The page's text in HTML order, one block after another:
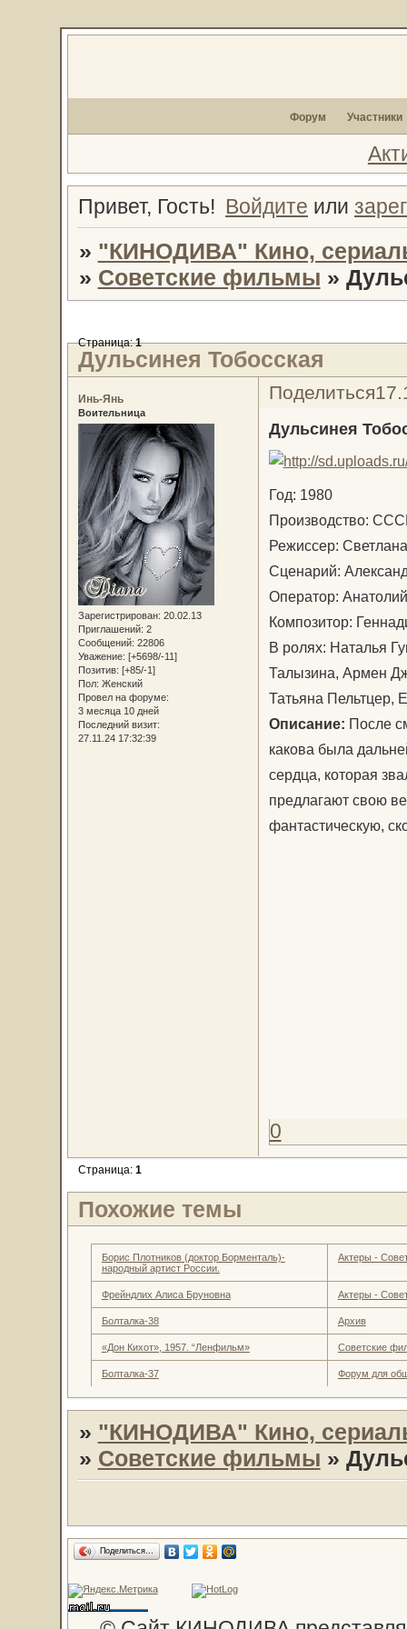
Форум Участники
Привет, Гость! Войдите или
» "КИНОДИВА" Кино,
» Советские фильмы »
Дульсинея Тобосская
Страница:1
Поделиться
Инь-Янь
Воительница
Зарегистрирован: 20.02.13
Приглашений: 2
Сообщений: 22806
Уважение: [+5698/-11]
Позитив: [+85/-1]
Пол: Женский
Провел на форуме:
3 месяца 10 дней
Последний визит:
27.11.24 17:32:39
Дульсинея
Год: 1980
Производство:
Режиссер:
Сценарий:
Оператор:
Композитор:
В ролях: Наталья
Талызина, Армен
Татьяна Пельтцер,
Описание: После
какова была
сердца, которая
предлагают свою
фантастическую,
0
Страница: 1
Похожие темы
Борис Плотников (доктор Борменталь)-
народный артист России.
Актеры -
Фрейндлих Алиса Бруновна Актеры -
Болталка-38 Архив
«Дон Кихот», 1957. “Ленфильм» Советские
Болталка-37 Форум для
» "КИНОДИВА" Кино,
» Советские фильмы »
Поделиться…